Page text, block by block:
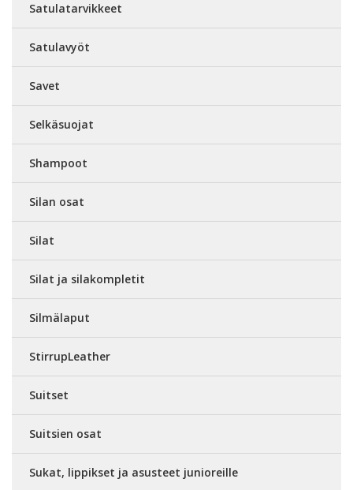
Satulatarvikkeet
Satulavyöt
Savet
Selkäsuojat
Shampoot
Silan osat
Silat
Silat ja silakompletit
Silmälaput
StirrupLeather
Suitset
Suitsien osat
Sukat, lippikset ja asusteet junioreille